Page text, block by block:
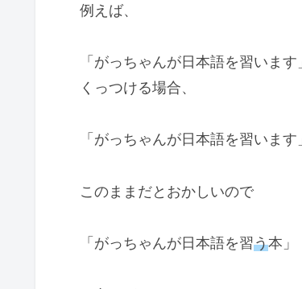
例えば、
「がっちゃんが日本語を習いま
くっつける場合、
「がっちゃんが日本語を習います
このままだとおかしいので
「がっちゃんが日本語を習う本」